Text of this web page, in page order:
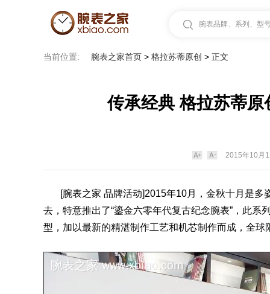
腕表品牌、系列、型
当前位置: 腕表之家首页 > 格拉苏蒂原创 > 正文
传承经典 格拉苏蒂
2015年10月
[腕表之家 品牌活动]2015年10月，金秋十月是多
去，特意推出了“鎏金六零年代复古纪念腕表”，此系
型，加以最新的精湛制作工艺和机芯制作而成，全球